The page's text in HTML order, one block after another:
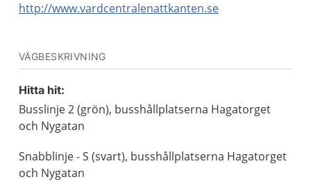
http://www.vardcentralenattkanten.se
VÄGBESKRIVNING
Hitta hit:
Busslinje 2 (grön), busshållplatserna Hagatorget
och Nygatan
Snabblinje - S (svart), busshållplatserna Hagatorget
och Nygatan